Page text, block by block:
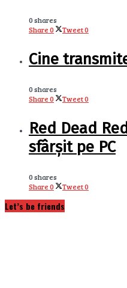
0 shares
Share0 Tweet0
Cine
0 shares
Share0 Tweet0
Red Dead
sfârșit pe PC
0 shares
Share0 Tweet0
Let’s be friends